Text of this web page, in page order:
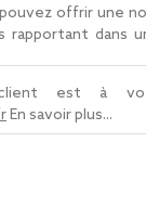
offrir une
rapportant dans
est à
En savoir plus...